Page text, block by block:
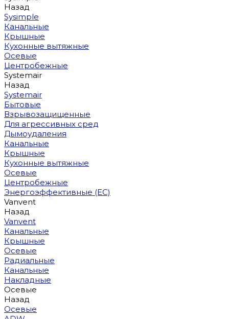
Назад
Sysimple
Канальные
Крышные
Кухонные вытяжные
Осевые
Центробежные
Systemair
Назад
Systemair
Бытовые
Взрывозащищенные
Для агрессивных сред
Дымоудаления
Канальные
Крышные
Кухонные вытяжные
Осевые
Центробежные
Энергоэффективные (EC)
Vanvent
Назад
Vanvent
Канальные
Крышные
Осевые
Радиальные
Канальные
Накладные
Осевые
Назад
Осевые